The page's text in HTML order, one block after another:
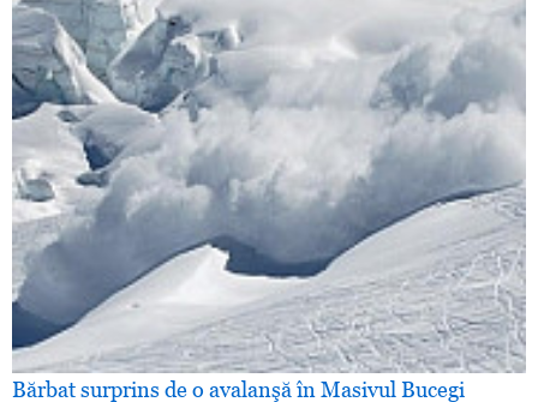
Bărbat surprins de o avalanşă în Masivul Bucegi